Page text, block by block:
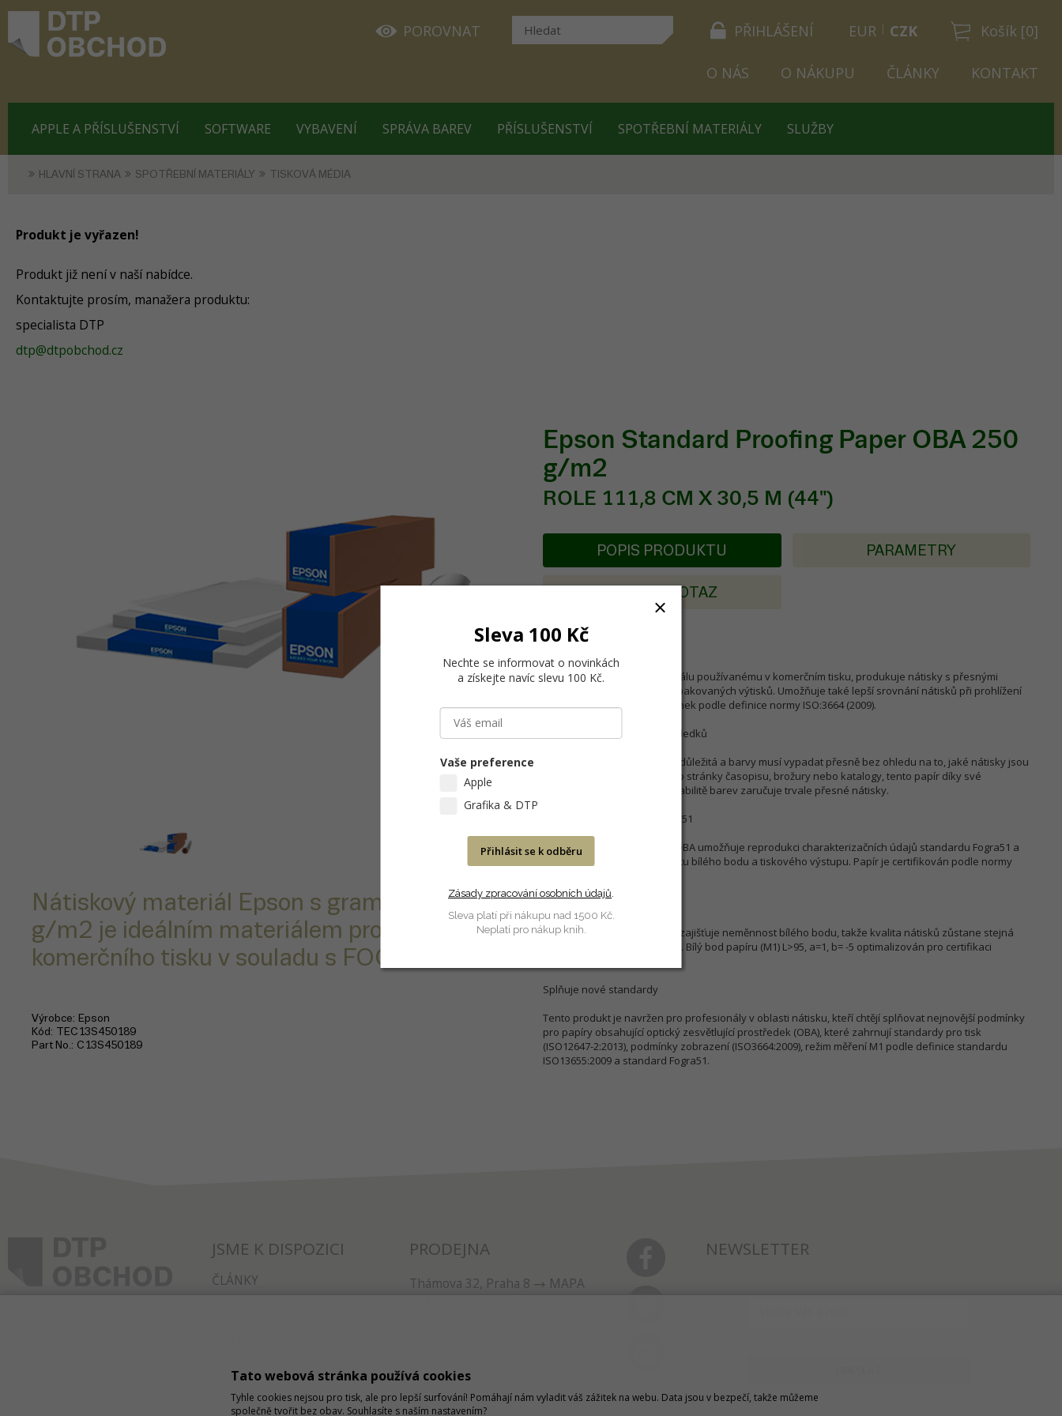
PŘIHLÁŠENÍ Košík [0]
POROVNAT EUR CZK
O NÁS O NÁKUPU ČLÁNKY KONTAKT
APPLE A PŘÍSLUŠENSTVÍ SOFTWARE VYBAVENÍ SPRÁVA BAREV PŘÍSLUŠENSTVÍ SPOTŘEBNÍ MATERIÁLY SLUŽBY
HLAVNÍ STRANA SPOTŘEBNÍ MATERIÁLY TISKOVÁ MÉDIA
Produkt je vyřazen!
Produkt již není v naší nabídce.
Kontaktujte prosím, manažera produktu:
specialista DTP
dtp@dtpobchod.cz
Epson Standard Proofing Paper OBA 250
g/m2
ROLE 111,8 CM X 30,5 M (44")
Nátiskový materiál Epson s gramáží 250
g/m2 je ideálním materiálem pro simulaci
komerčního tisku v souladu s FOGRA 51.
Výrobce
Epson
Kód
TEC13S450189
Part No. C13S450189
POPIS PRODUKTU PARAMETRY
POSLAT DOTAZ
Tento papír odpovídá materiálu používanému v komerčním tisku, produkuje nátisky s přesnými
barvami a snižuje potřebu opakovaných výtisků. Umožňuje také lepší srovnání nátisků při prohlížení
za nových světelných podmínek podle definice normy ISO:3664 (2009).
Produkce konzistentních výsledků
Chápeme, že konzistence je důležitá a barvy musí vypadat přesně bez ohledu na to, jaké nátisky jsou
požadovány. Ať už se jedná o stránky časopisu, brožury nebo katalogy, tento papír díky své
dlouhodobé konzistenci a stabilitě barev zaručuje trvale přesné nátisky.
Soulad se standardem Fogra51
Standardní obtahový papír OBA umožňuje reprodukci charakterizačních údajů standardu Fogra51 a
splňuje požadavky na stabilitu bílého bodu a tiskového výstupu. Papír je certifikován podle normy
Inteligentní design produktu zajišťuje neměnnost bílého bodu, takže kvalita nátisků zůstane stejná
jako v den, kdy byly vytištěny. Bílý bod papíru (M1) L>95, a=1, b= -5 optimalizován pro certifikaci
Splňuje nové standardy
Tento produkt je navržen pro profesionály v oblasti nátisku, kteří chtějí splňovat nejnovější podmínky
pro papíry obsahující optický zesvětlující prostředek (OBA), které zahrnují standardy pro tisk
(ISO12647-2:2013), podmínky zobrazení (ISO3664:2009), režim měření M1 podle definice standardu
ISO13655:2009 a standard Fogra51.
JSME K DISPOZICI
ČLÁNKY
PRODEJNA
Thámova 32, Praha 8
MAPA
NEWSLETTER
Tato webová stránka používá cookies
Tyhle cookies nejsou pro tisk, ale pro lepší surfování! Pomáhají nám vyladit váš zážitek na webu. Data jsou v bezpečí, takže můžeme
společně tvořit bez obav. Souhlasíte s naším nastavením?
Sleva 100 Kč
Nechte se informovat o novinkách
a získejte navíc slevu 100 Kč.
Vaše preference
Apple
Grafika & DTP
Přihlásit se k odběru
Zásady zpracování osobních údajů.
Sleva platí při nákupu nad 1500 Kč.
Neplatí pro nákup knih.